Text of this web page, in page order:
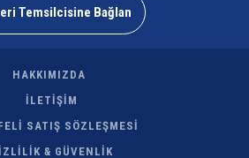
Temsilcisine Bağlan
HAKKIMIZDA
İLETİŞİM
SATIŞ SÖZLEŞMESİ
& GÜVENLİK